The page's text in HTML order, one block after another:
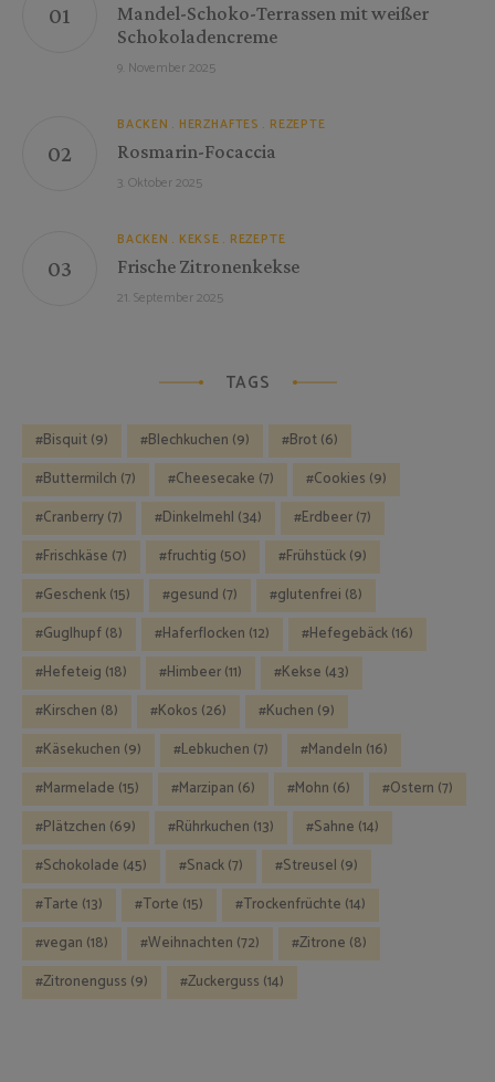
Mandel-Schoko-Terrassen mit weißer
Schokoladencreme
9. November 2025
BACKEN HERZHAFTES REZEPTE
Rosmarin-Focaccia
3. Oktober 2025
BACKEN KEKSE REZEPTE
Frische Zitronenkekse
21. September 2025
TAGS
Bisquit(9) Blechkuchen (9) Brot(6)
Buttermilch (7) Cheesecake (7) Cookies (9)
Cranberry(7) Dinkelmehl (34) Erdbeer(7)
Frischkäse (7) fruchtig (50) Frühstück(9)
Geschenk(15) gesund (7) glutenfrei (8)
Guglhupf(8) Haferflocken (12) Hefegebäck(16)
Hefeteig (18) Himbeer(11) Kekse (43)
Kirschen (8) Kokos (26) Kuchen (9)
Käsekuchen (9) Lebkuchen (7) Mandeln (16)
Marmelade (15) Marzipan (6) Mohn (6) Ostern (7)
Plätzchen (69) Rührkuchen (13) Sahne (14)
Schokolade (45) Snack(7) Streusel (9)
Tarte (13) Torte (15) Trockenfrüchte (14)
vegan (18) Weihnachten (72) Zitrone (8)
Zitronenguss (9) Zuckerguss (14)